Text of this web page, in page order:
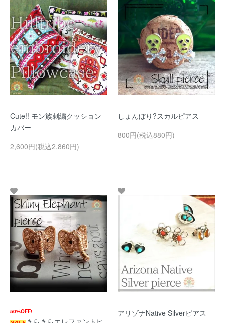
Cute!! モン族刺繍クッション
カバー
2,600円(税込2,860円)
しょんぼり?スカルピアス
800円(税込880円)
50%OFF!
アリゾナNative Silverピアス